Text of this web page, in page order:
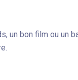
un bon film ou un